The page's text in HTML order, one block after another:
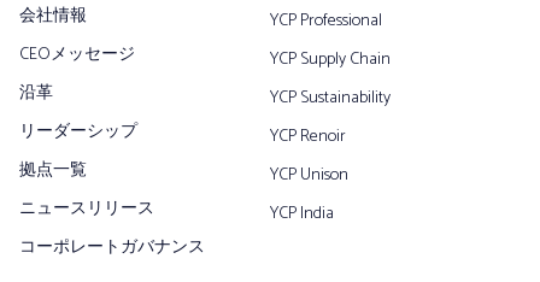
会社情報
CEOメッセージ
沿革
リーダーシップ
拠点一覧
ニュースリリース
コーポレートガバナンス
YCP Professional
YCP Supply Chain
YCP Sustainability
YCP Renoir
YCP Unison
YCP India